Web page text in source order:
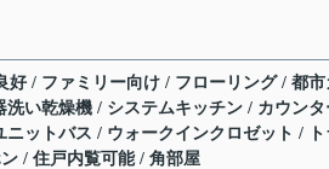
/ ファミリー向け / フローリング / 都市
い乾燥機 / システムキッチン / カウンタ
ットバス / ウォークインクロゼット / ト
/ 住戸内覧可能 / 角部屋